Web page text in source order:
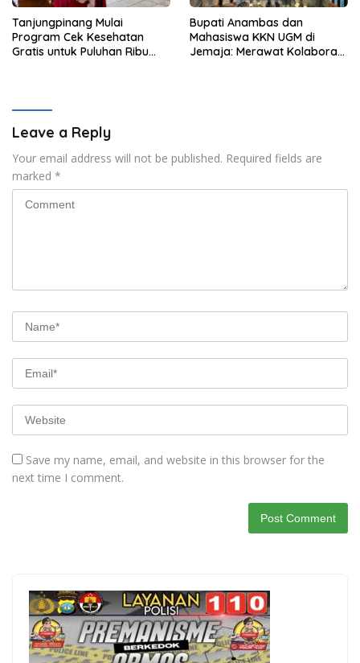
Tanjungpinang Mulai
Program Cek Kesehatan
Gratis untuk Puluhan Ribu
Bupati Anambas dan
Mahasiswa KKN UGM di
Jemaja: Merawat Kolaborasi
Leave a Reply
Your email address will not be published. Required fields are
marked *
Save my name, email, and website in this browser for the
next time I comment.